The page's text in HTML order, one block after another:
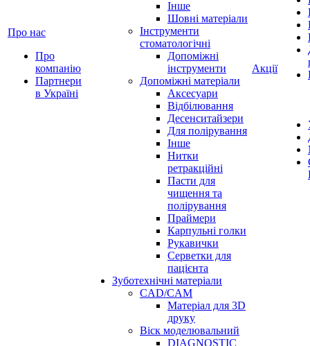
Про нас
Про
компанію
Партнери
в Україні
Інше
Шовні матеріали
Інструменти
стоматологічні
Допоміжні
інструменти
Допоміжні матеріали
Аксесуари
Відбілювання
Десенситайзери
Для полірування
Інше
Нитки
ретракційні
Пасти для
чищення та
полірування
Праймери
Карпульні голки
Рукавички
Серветки для
пацієнта
Зуботехнічні матеріали
CAD/CAM
Матеріал для 3D
друку
Віск моделювальний
DIAGNOSTIC
Акції